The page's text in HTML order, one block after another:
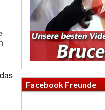
Facebook Freunde